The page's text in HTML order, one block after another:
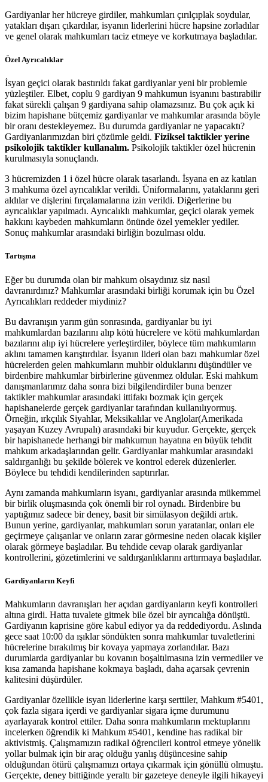
Gardiyanlar her hücreye girdiler, mahkumları çırılçıplak soydular,
yatakları dışarı çıkardılar, isyanın liderlerini hücre hapsine zorladılar
ve genel olarak mahkumları taciz etmeye ve korkutmaya başladılar.
Özel Ayrıcalıklar
İsyan geçici olarak bastırıldı fakat gardiyanlar yeni bir problemle
yüzleştiler. Elbet, coplu 9 gardiyan 9 mahkumun isyanını bastırabilir
fakat sürekli çalışan 9 gardiyana sahip olamazsınız. Bu çok açık ki
bizim hapishane bütçemiz gardiyanlar ve mahkumlar arasında böyle
bir oranı destekleyemez. Bu durumda gardiyanlar ne yapacaktı?
Gardiyanlarımızdan biri çözümle geldi. Fiziksel taktikler yerine
psikolojik taktikler kullanalım. Psikolojik taktikler özel hücrenin
kurulmasıyla sonuçlandı.
3 hücremizden 1 i özel hücre olarak tasarlandı. İsyana en az katılan
3 mahkuma özel ayrıcalıklar verildi. Üniformalarını, yataklarını geri
aldılar ve dişlerini fırçalamalarına izin verildi. Diğerlerine bu
ayrıcalıklar yapılmadı. Ayrıcalıklı mahkumlar, geçici olarak yemek
hakkını kaybeden mahkumların önünde özel yemekler yediler.
Sonuç mahkumlar arasındaki birliğin bozulması oldu.
Tartışma
Eğer bu durumda olan bir mahkum olsaydınız siz nasıl
davranırdınız? Mahkumlar arasındaki birliği korumak için bu Özel
Ayrıcalıkları reddeder miydiniz?
Bu davranışın yarım gün sonrasında, gardiyanlar bu iyi
mahkumlardan bazılarını alıp kötü hücrelere ve kötü mahkumlardan
bazılarını alıp iyi hücrelere yerleştirdiler, böylece tüm mahkumların
aklını tamamen karıştırdılar. İsyanın lideri olan bazı mahkumlar özel
hücrelerden gelen mahkumların muhbir olduklarını düşündüler ve
birdenbire mahkumlar birbirlerine güvenmez oldular. Eski mahkum
danışmanlarımız daha sonra bizi bilgilendirdiler buna benzer
taktikler mahkumlar arasındaki ittifakı bozmak için gerçek
hapishanelerde gerçek gardiyanlar tarafından kullanılıyormuş.
Örneğin, ırkçılık Siyahlar, Meksikalılar ve Anglolar(Amerikada
yaşayan Kuzey Avrupalı) arasındaki bir kuyudur. Gerçekte, gerçek
bir hapishanede herhangi bir mahkumun hayatına en büyük tehdit
mahkum arkadaşlarından gelir. Gardiyanlar mahkumlar arasındaki
saldırganlığı bu şekilde bölerek ve kontrol ederek düzenlerler.
Böylece bu tehdidi kendilerinden saptırırlar.
Aynı zamanda mahkumların isyanı, gardiyanlar arasında mükemmel
bir birlik oluşmasında çok önemli bir rol oynadı. Birdenbire bu
yaptığımız sadece bir deney, basit bir simülasyon değildi artık.
Bunun yerine, gardiyanlar, mahkumları sorun yaratanlar, onları ele
geçirmeye çalışanlar ve onların zarar görmesine neden olacak kişiler
olarak görmeye başladılar. Bu tehdide cevap olarak gardiyanlar
kontrollerini, gözetimlerini ve saldırganlıklarını arttırmaya başladılar.
Gardiyanların Keyfi
Mahkumların davranışları her açıdan gardiyanların keyfi kontrolleri
altına girdi. Hatta tuvalete gitmek bile özel bir ayrıcalığa dönüştü.
Gardiyanın kaprisine göre kabul ediyor ya da reddediyordu. Aslında
gece saat 10:00 da ışıklar söndükten sonra mahkumlar tuvaletlerini
hücrelerine bırakılmış bir kovaya yapmaya zorlandılar. Bazı
durumlarda gardiyanlar bu kovanın boşaltılmasına izin vermediler ve
kısa zamanda hapishane kokmaya başladı, daha açarsak çevrenin
kalitesini düşürdüler.
Gardiyanlar özellikle isyan liderlerine karşı serttiler, Mahkum #5401,
çok fazla sigara içerdi ve gardiyanlar sigara içme durumunu
ayarlayarak kontrol ettiler. Daha sonra mahkumların mektuplarını
incelerken öğrendik ki Mahkum #5401, kendine has radikal bir
aktivistmiş. Çalışmamızın radikal öğrencileri kontrol etmeye yönelik
yollar bulmak için bir araç olduğu yanlış düşüncesine sahip
olduğundan ötürü çalışmamızı ortaya çıkarmak için gönüllü olmuştu.
Gerçekte, deney bittiğinde yeraltı bir gazeteye deneyle ilgili hikayeyi